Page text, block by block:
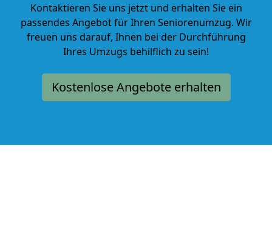
Kontaktieren Sie uns jetzt und erhalten Sie ein
passendes Angebot für Ihren Seniorenumzug. Wir
freuen uns darauf, Ihnen bei der Durchführung
Ihres Umzugs behilflich zu sein!
Kostenlose Angebote erhalten